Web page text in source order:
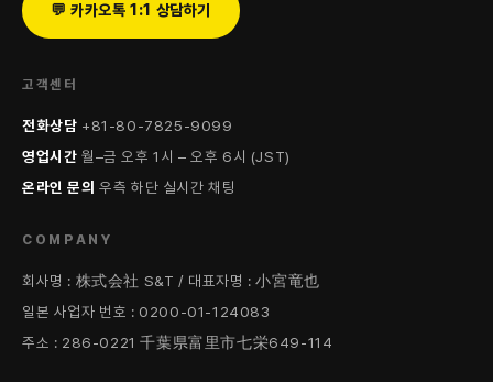
💬 카카오톡 1:1 상담하기
고객센터
전화상담 +81-80-7825-9099
영업시간 월–금 오후 1시 – 오후 6시 (JST)
온라인 문의 우측 하단 실시간 채팅
COMPANY
회사명 : 株式会社 S&T / 대표자명 : 小宮竜也
일본 사업자 번호 : 0200-01-124083
주소 : 286-0221 千葉県富里市七栄649-114